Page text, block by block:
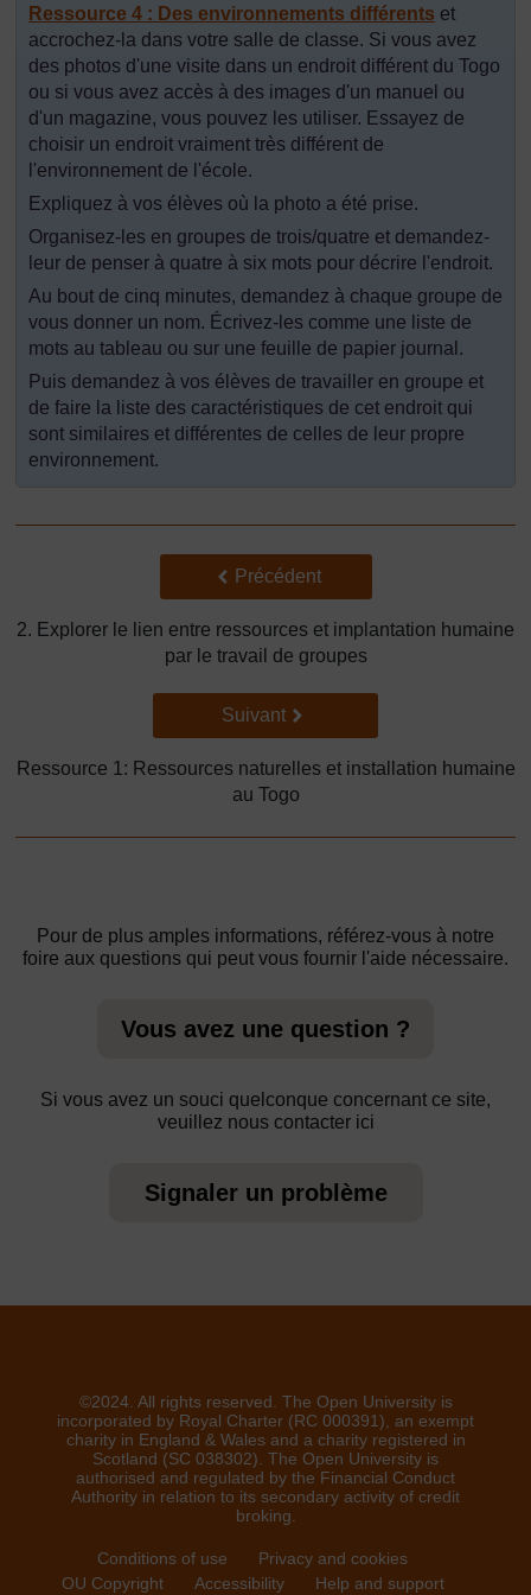
Ressource 4 : Des environnements différents et
accrochez-la dans votre salle de classe. Si vous avez
des photos d'une visite dans un endroit différent du Togo
ou si vous avez accès à des images d'un manuel ou
d'un magazine, vous pouvez les utiliser. Essayez de
choisir un endroit vraiment très différent de
l'environnement de l'école.
Expliquez à vos élèves où la photo a été prise.
Organisez-les en groupes de trois/quatre et demandez-
leur de penser à quatre à six mots pour décrire l'endroit.
Au bout de cinq minutes, demandez à chaque groupe de
vous donner un nom. Écrivez-les comme une liste de
mots au tableau ou sur une feuille de papier journal.
Puis demandez à vos élèves de travailler en groupe et
de faire la liste des caractéristiques de cet endroit qui
sont similaires et différentes de celles de leur propre
environnement.
Précédent
Précédent
2. Explorer le lien entre ressources et implantation humaine
par le travail de groupes
Suivant
Suivant
Ressource 1: Ressources naturelles et installation humaine
au Togo
Pour de plus amples informations, référez-vous à notre
foire aux questions qui peut vous fournir l'aide nécessaire.
Vous avez une question ?
Si vous avez un souci quelconque concernant ce site,
veuillez nous contacter ici
Signaler un problème
©2024. All rights reserved. The Open University is
incorporated by Royal Charter (RC 000391), an exempt
charity in England & Wales and a charity registered in
Scotland (SC 038302). The Open University is
authorised and regulated by the Financial Conduct
Authority in relation to its secondary activity of credit
broking.
Conditions of use
Privacy and cookies
OU Copyright
Accessibility Help and support